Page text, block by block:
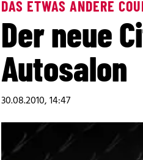
DAS ETWAS ANDERE
Der neue
Autosalon
30.08.2010, 14:47